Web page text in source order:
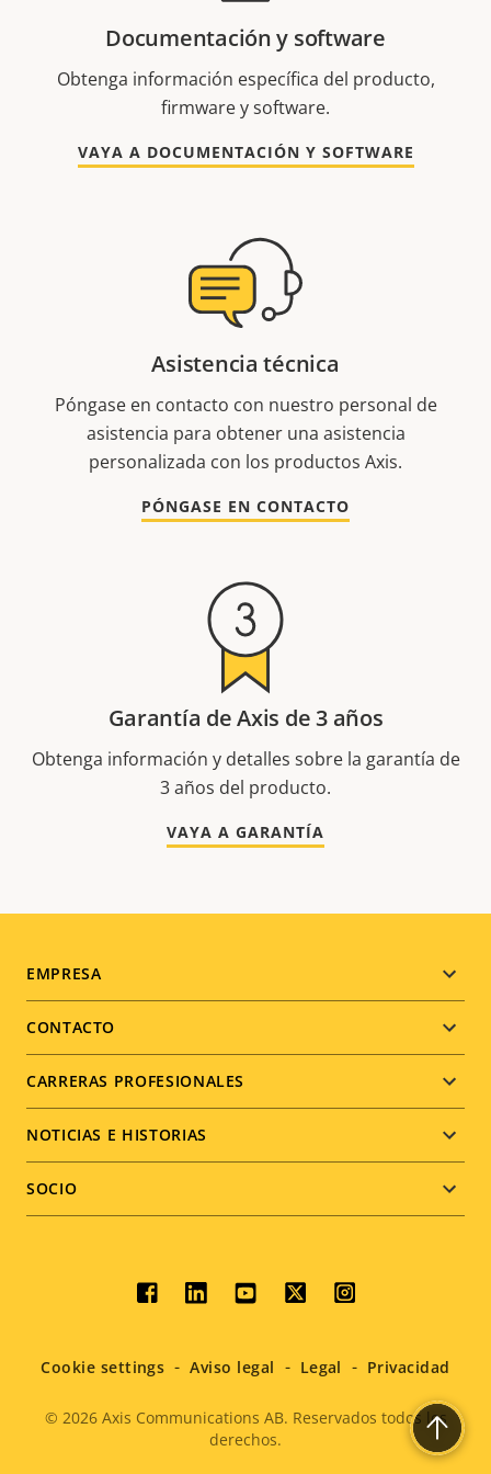
Documentación y software
Obtenga información específica del producto,
firmware y software.
VAYA A DOCUMENTACIÓN Y SOFTWARE
Asistencia técnica
Póngase en contacto con nuestro personal de
asistencia para obtener una asistencia
personalizada con los productos Axis.
PÓNGASE EN CONTACTO
Garantía de Axis de 3 años
Obtenga información y detalles sobre la garantía de
3 años del producto.
VAYA A GARANTÍA
Footer
menu
EMPRESA
CONTACTO
CARRERAS PROFESIONALES
NOTICIAS E HISTORIAS
SOCIO
Social
menu
© 2026Axis Communications AB. Reservados todos los
derechos.
Cookie settings Aviso legal Legal Privacidad